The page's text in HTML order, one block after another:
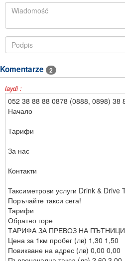
Komentarze 2
laydi :
052 38 88 88 0878 (0888, 0898) 38
Начало
Тарифи
За нас
Контакти
Таксиметрови услуги Drink &
Поръчайте такси сега!
Тарифи
Обратно горе
ТАРИФА ЗА ПРЕВОЗ НА ПЪТНИЦИ
Цена за 1км пробег (лв) 1,30 1,50
Повикване на адрес (лв) 0,00 0,00